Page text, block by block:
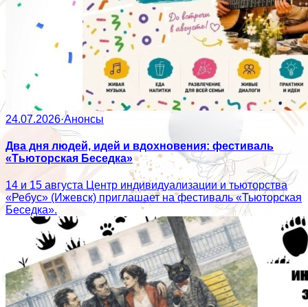
24.07.2026·Анонсы
Два дня людей, идей и вдохновения: фестиваль
«Тьюторская Беседка»
14 и 15 августа Центр индивидуализации и тьюторства
«Ребус» (Ижевск) приглашает на фестиваль «Тьюторская
Беседка».